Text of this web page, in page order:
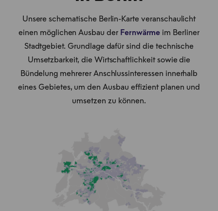
Unsere schematische Berlin-Karte veranschaulicht
einen möglichen Ausbau der Fernwärme im Berliner
Stadtgebiet. Grundlage dafür sind die technische
Umsetzbarkeit, die Wirtschaftlichkeit sowie die
Bündelung mehrerer Anschlussinteressen innerhalb
eines Gebietes, um den Ausbau effizient planen und
umsetzen zu können.